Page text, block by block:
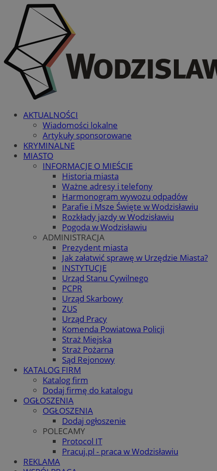
AKTUALNOŚCI
Wiadomości lokalne
Artykuły sponsorowane
KRYMINALNE
MIASTO
INFORMACJE O MIEŚCIE
Historia miasta
Ważne adresy i telefony
Harmonogram wywozu odpadów
Parafie i Msze Święte w Wodzisławiu
Rozkłady jazdy w Wodzisławiu
Pogoda w Wodzisławiu
ADMINISTRACJA
Prezydent miasta
Jak załatwić sprawę w Urzędzie Miasta?
INSTYTUCJE
Urząd Stanu Cywilnego
PCPR
Urząd Skarbowy
ZUS
Urząd Pracy
Komenda Powiatowa Policji
Straż Miejska
Straż Pożarna
Sąd Rejonowy
KATALOG FIRM
Katalog firm
Dodaj firmę do katalogu
OGŁOSZENIA
OGŁOSZENIA
Dodaj ogłoszenie
POLECAMY
Protocol IT
Pracuj.pl - praca w Wodzisławiu
REKLAMA